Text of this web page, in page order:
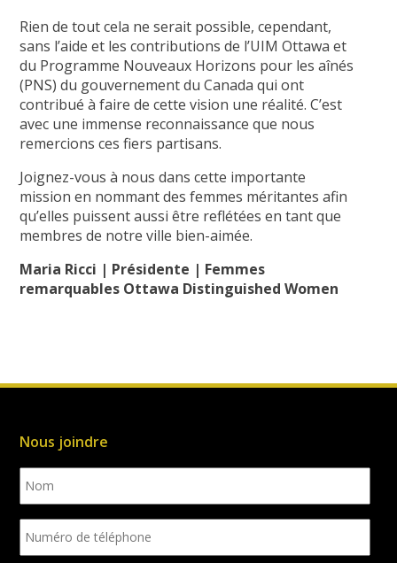
Rien de tout cela ne serait possible, cependant,
sans l’aide et les contributions de l’UIM Ottawa et
du Programme Nouveaux Horizons pour les aînés
(PNS) du gouvernement du Canada qui ont
contribué à faire de cette vision une réalité. C’est
avec une immense reconnaissance que nous
remercions ces fiers partisans.
Joignez-vous à nous dans cette importante
mission en nommant des femmes méritantes afin
qu’elles puissent aussi être reflétées en tant que
membres de notre ville bien-aimée.
Maria Ricci | Présidente | Femmes
remarquables Ottawa Distinguished Women
Nous joindre
Nom
Numéro
de
téléphone